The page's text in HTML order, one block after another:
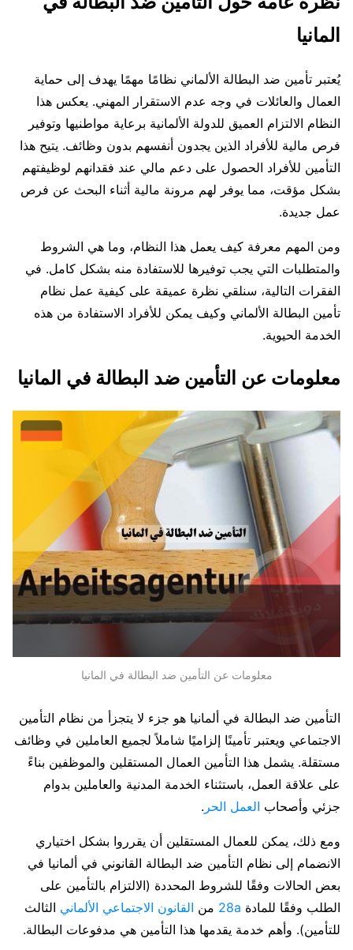
المانيا
يُعتبر تأمين ضد البطالة الألماني نظامًا مهمًا يهدف إلى حماية
العمال والعائلات في وجه عدم الاستقرار المهني. يعكس هذا
النظام الالتزام العميق للدولة الألمانية برعاية مواطنيها وتوفير
فرص مالية للأفراد الذين يجدون أنفسهم بدون وظائف. يتيح هذا
التأمين للأفراد الحصول على دعم مالي عند فقدانهم لوظيفتهم
بشكل مؤقت، مما يوفر لهم مرونة مالية أثناء البحث عن فرص
عمل جديدة.
ومن المهم معرفة كيف يعمل هذا النظام، وما هي الشروط
والمتطلبات التي يجب توفيرها للاستفادة منه بشكل كامل. في
الفقرات التالية، سنلقي نظرة عميقة على كيفية عمل نظام
تأمين البطالة الألماني وكيف يمكن للأفراد الاستفادة من هذه
الخدمة الحيوية.
معلومات عن التأمين ضد البطالة في المانيا
معلومات عن التأمين ضد البطالة في المانيا
التأمين ضد البطالة في ألمانيا هو جزء لا يتجزأ من نظام التأمين
الاجتماعي ويعتبر تأمينًا إلزاميًا شاملاً لجميع العاملين في وظائف
مستقلة. يشمل هذا التأمين العمال المستقلين والموظفين بناءً
على علاقة العمل، باستثناء الخدمة المدنية والعاملين بدوام
جزئي وأصحاب العمل الحر .
ومع ذلك، يمكن للعمال المستقلين أن يقرروا بشكل اختياري
الانضمام إلى نظام التأمين ضد البطالة القانوني في ألمانيا في
بعض الحالات وفقًا للشروط المحددة (الالتزام بالتأمين على
الطلب وفقًا للمادة 28a من القانون الاجتماعي الألماني الثالث
للتأمين). وأهم خدمة يقدمها هذا التأمين هي مدفوعات البطالة.